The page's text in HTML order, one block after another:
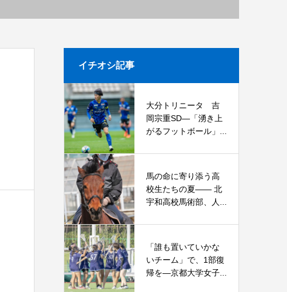
イチオシ記事
大分トリニータ 吉
岡宗重SD―「湧き上
がるフットボール」...
馬の命に寄り添う高
校生たちの夏—— 北
宇和高校馬術部、人...
「誰も置いていかな
いチーム」で、1部復
帰を―京都大学女子...